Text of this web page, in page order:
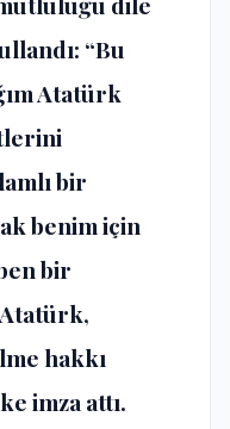
“Bu
Atatürk
bir
benim için
bir
Atatürk,
hakkı
imza attı.